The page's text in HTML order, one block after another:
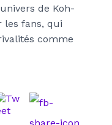
de Koh-
les fans, qui
comme